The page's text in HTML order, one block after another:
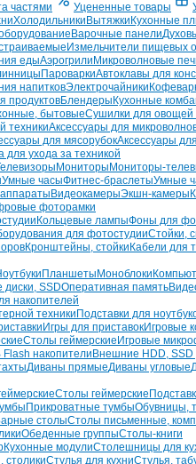
частями Уцененные товары
Холодильники Вытяжки Кухонные
Варочные панели
Измельчители пищевых
едыАэрогрили Микроволновые
ПароваркиАвтоклавы для
напитковЭлектрочайники
продуктовБлендеры Кухонные
бытовыеСушилки для овощей
техникиАксессуары для
для мясорубокАксессуары
для ухода за техникой
Мониторы Мониторы-
Умные часыФитнес-браслетыУмные
ВидеокамерыЭкшн-камеры
фоторамки
Кольцевые лампыФоны для
для фотостудииСтойки,
Кронштейны, стойки Кабели для
Планшеты Моноблоки
диски, SSDОперативная память
накопителей
техники Подставки для
Игры для приставокИгровые
Столы геймерские Игровые
Flash накопители Внешние HDD, SSD
Диваны прямыеДиваны угловые
Столы геймерские
Прикроватные тумбыОбувницы,
столыСтолы письменные,
Обеденные группыСтолы-книги
Кухонные модулиСтолешницы для
столикиСтулья для кухниСтулья,